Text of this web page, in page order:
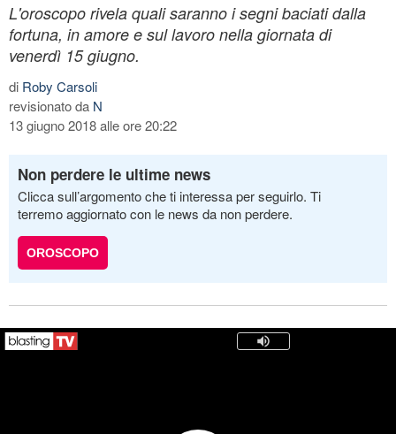
L'oroscopo rivela quali saranno i segni baciati dalla
fortuna, in amore e sul lavoro nella giornata di
venerdì 15 giugno.
di Roby Carsoli
revisionato da N
13 giugno 2018 alle ore 20:22
Non perdere le ultime news
Clicca sull’argomento che ti interessa per seguirlo. Ti
terremo aggiornato con le news da non perdere.
OROSCOPO